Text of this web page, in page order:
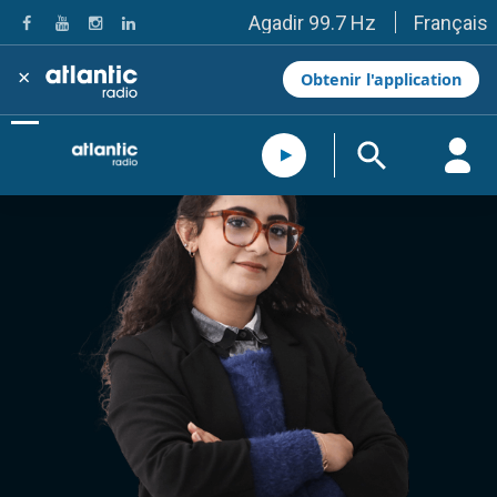
Agadir 99.7 Hz
Tanger 103.3 Hz
Tétouan 87.8 Hz
Fès 98.8 Hz
Meknès 97.2 Hz
El Jadida 97.3
Settat 104,6
Essaouira 96.6
Safi 92.3
Taza 103.0
Taounate 95.6
Tiznit 103.1
SkhourRhamna 92.2
Taroudant 104.9
Guelmim 91.9
Tan-Tan 95.2
Tafraout 104.9
Casablanca 92.5 Hz
Rabat, Salé 106.9 Hz
Marrakech 90.5 Hz
Français
× Obtenir l'application